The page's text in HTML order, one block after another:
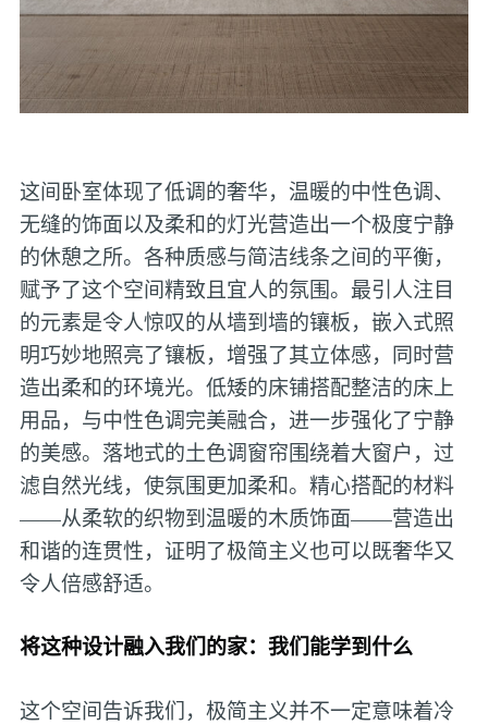
这间卧室体现了低调的奢华，温暖的中性色调、
无缝的饰面以及柔和的灯光营造出一个极度宁静
的休憩之所。各种质感与简洁线条之间的平衡，
赋予了这个空间精致且宜人的氛围。最引人注目
的元素是令人惊叹的从墙到墙的镶板，嵌入式照
明巧妙地照亮了镶板，增强了其立体感，同时营
造出柔和的环境光。低矮的床铺搭配整洁的床上
用品，与中性色调完美融合，进一步强化了宁静
的美感。落地式的土色调窗帘围绕着大窗户，过
滤自然光线，使氛围更加柔和。精心搭配的材料
——从柔软的织物到温暖的木质饰面——营造出
和谐的连贯性，证明了极简主义也可以既奢华又
令人倍感舒适。
将这种设计融入我们的家：我们能学到什么
这个空间告诉我们，极简主义并不一定意味着冷